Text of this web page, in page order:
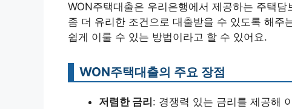
WON주택대출은 우리은행에서 제공하는 주택
좀 더 유리한 조건으로 대출받을 수 있도록 해주
쉽게 이룰 수 있는 방법이라고 할 수 있어요.
WON주택대출의 주요 장점
저렴한 금리 : 경쟁력 있는 금리를 제공해